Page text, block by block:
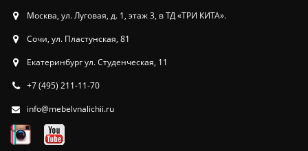
Москва, ул. Луговая, д. 1, этаж 3, в ТД «ТРИ КИТА».
Сочи, ул. Пластунская, 81
Екатеринбург ул. Студенческая, 11
+7 (495) 211-11-70
info@mebelvnalichii.ru